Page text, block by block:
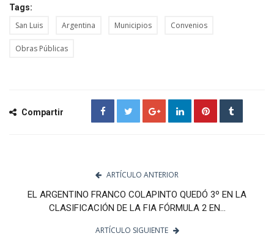
Tags:
San Luis Argentina Municipios Convenios
Obras Públicas
Compartir
ARTÍCULO ANTERIOR
EL ARGENTINO FRANCO COLAPINTO QUEDÓ 3º EN LA
CLASIFICACIÓN DE LA FIA FÓRMULA 2 EN...
ARTÍCULO SIGUIENTE